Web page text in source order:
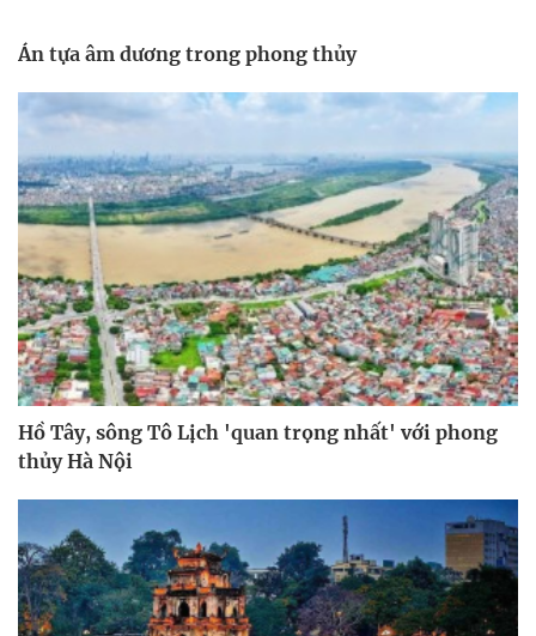
Án tựa âm dương trong phong thủy
Hồ Tây, sông Tô Lịch 'quan trọng nhất' với phong
thủy Hà Nội